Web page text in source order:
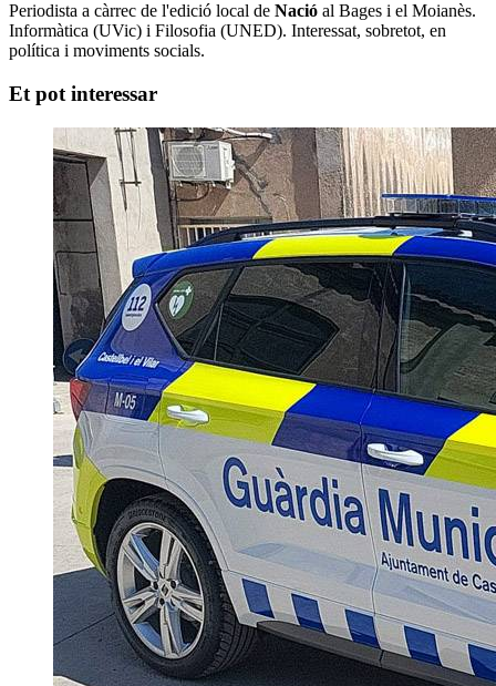
Periodista a càrrec de l'edició local de Nació al Bages i el Moianès.
Informàtica (UVic) i Filosofia (UNED). Interessat, sobretot, en
política i moviments socials.
Et pot interessar